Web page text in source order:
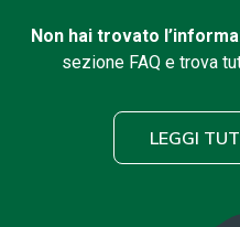
Non hai trovato
sezione FAQ e trova
LEGGI